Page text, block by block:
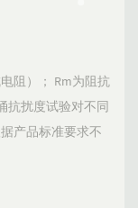
阻）； Rm为阻抗
抗扰度试验对不同
产品标准要求不